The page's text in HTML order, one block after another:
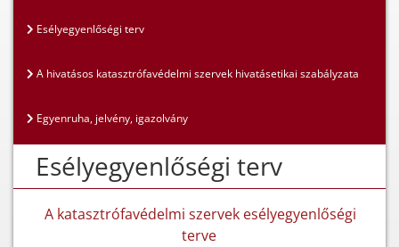
Esélyegyenlőségi terv
A hivatásos katasztrófavédelmi szervek hivatásetikai szabályzata
Egyenruha, jelvény, igazolvány
Esélyegyenlőségi terv
A katasztrófavédelmi szervek esélyegyenlőségi
terve